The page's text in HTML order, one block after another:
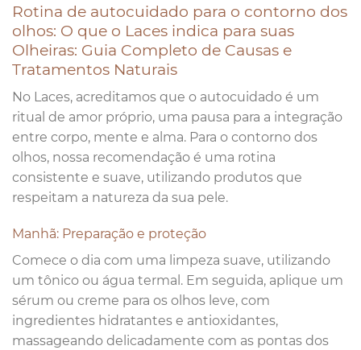
Rotina de autocuidado para o contorno dos
olhos: O que o Laces indica para suas
Olheiras: Guia Completo de Causas e
Tratamentos Naturais
No Laces, acreditamos que o autocuidado é um
ritual de amor próprio, uma pausa para a integração
entre corpo, mente e alma. Para o contorno dos
olhos, nossa recomendação é uma rotina
consistente e suave, utilizando produtos que
respeitam a natureza da sua pele.
Manhã: Preparação e proteção
Comece o dia com uma limpeza suave, utilizando
um tônico ou água termal. Em seguida, aplique um
sérum ou creme para os olhos leve, com
ingredientes hidratantes e antioxidantes,
massageando delicadamente com as pontas dos